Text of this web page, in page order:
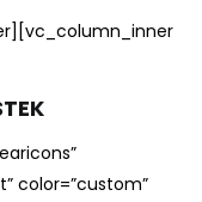
color=”custom”